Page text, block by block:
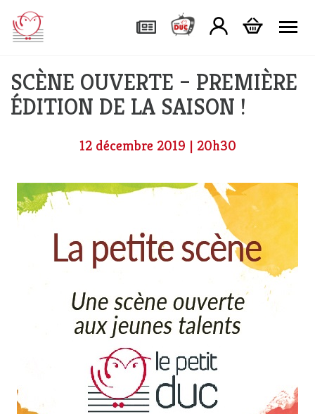
SCÈNE OUVERTE – PREMIÈRE
ÉDITION DE LA SAISON !
12 décembre 2019 | 20h30